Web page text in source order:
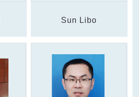
Sun Libo